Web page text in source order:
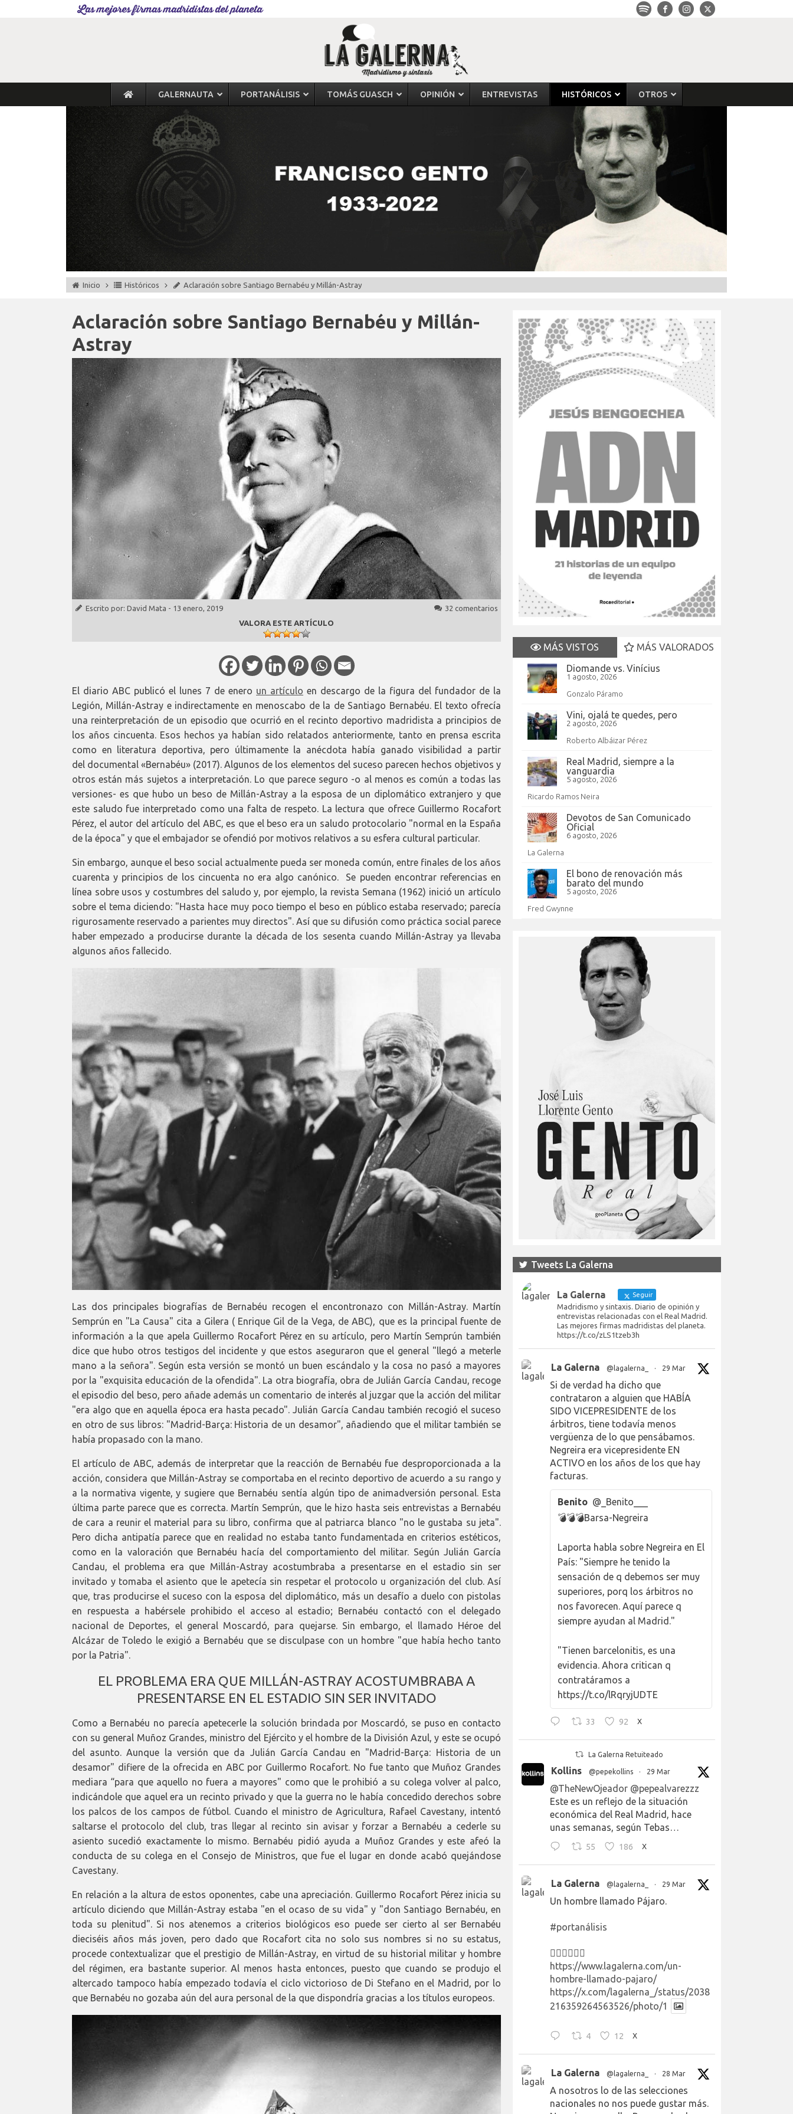
Las mejores firmas madridistas del planeta
GALERNAUTA PORTANÁLISIS TOMÁS GUASCH OPINIÓN ENTREVISTAS HISTÓRICOS OTROS
Inicio Históricos Aclaración sobre Santiago Bernabéu y Millán-Astray
Aclaración sobre Santiago Bernabéu y Millán-
Astray
Escrito por: David Mata - 13 enero, 2019
32 comentarios
VALORA ESTE ARTÍCULO
El diario ABC publicó el lunes 7 de enero un artículo en descargo de la figura del fundador de la
Legión, Millán-Astray e indirectamente en menoscabo de la de Santiago Bernabéu. El texto ofrecía
una reinterpretación de un episodio que ocurrió en el recinto deportivo madridista a principios de
los años cincuenta. Esos hechos ya habían sido relatados anteriormente, tanto en prensa escrita
como en literatura deportiva, pero últimamente la anécdota había ganado visibilidad a partir
del documental «Bernabéu» (2017). Algunos de los elementos del suceso parecen hechos objetivos y
otros están más sujetos a interpretación. Lo que parece seguro -o al menos es común a todas las
versiones- es que hubo un beso de Millán-Astray a la esposa de un diplomático extranjero y que
este saludo fue interpretado como una falta de respeto. La lectura que ofrece Guillermo Rocafort
Pérez, el autor del artículo del ABC, es que el beso era un saludo protocolario "normal en la España
de la época" y que el embajador se ofendió por motivos relativos a su esfera cultural particular.
Sin embargo, aunque el beso social actualmente pueda ser moneda común, entre finales de los años
cuarenta y principios de los cincuenta no era algo canónico. Se pueden encontrar referencias en
línea sobre usos y costumbres del saludo y, por ejemplo, la revista Semana (1962) inició un artículo
sobre el tema diciendo: "Hasta hace muy poco tiempo el beso en público estaba reservado; parecía
rigurosamente reservado a parientes muy directos". Así que su difusión como práctica social parece
haber empezado a producirse durante la década de los sesenta cuando Millán-Astray ya llevaba
algunos años fallecido.
Las dos principales biografías de Bernabéu recogen el encontronazo con Millán-Astray. Martín
Semprún en "La Causa" cita a Gilera ( Enrique Gil de la Vega, de ABC), que es la principal fuente de
información a la que apela Guillermo Rocafort Pérez en su artículo, pero Martín Semprún también
dice que hubo otros testigos del incidente y que estos aseguraron que el general "llegó a meterle
mano a la señora". Según esta versión se montó un buen escándalo y la cosa no pasó a mayores
por la "exquisita educación de la ofendida". La otra biografía, obra de Julián García Candau, recoge
el episodio del beso, pero añade además un comentario de interés al juzgar que la acción del militar
"era algo que en aquella época era hasta pecado". Julián García Candau también recogió el suceso
en otro de sus libros: "Madrid-Barça: Historia de un desamor", añadiendo que el militar también se
había propasado con la mano.
El artículo de ABC, además de interpretar que la reacción de Bernabéu fue desproporcionada a la
acción, considera que Millán-Astray se comportaba en el recinto deportivo de acuerdo a su rango y
a la normativa vigente, y sugiere que Bernabéu sentía algún tipo de animadversión personal. Esta
última parte parece que es correcta. Martín Semprún, que le hizo hasta seis entrevistas a Bernabéu
de cara a reunir el material para su libro, confirma que al patriarca blanco "no le gustaba su jeta".
Pero dicha antipatía parece que en realidad no estaba tanto fundamentada en criterios estéticos,
como en la valoración que Bernabéu hacía del comportamiento del militar. Según Julián García
Candau, el problema era que Millán-Astray acostumbraba a presentarse en el estadio sin ser
invitado y tomaba el asiento que le apetecía sin respetar el protocolo u organización del club. Así
que, tras producirse el suceso con la esposa del diplomático, más un desafío a duelo con pistolas
en respuesta a habérsele prohibido el acceso al estadio; Bernabéu contactó con el delegado
nacional de Deportes, el general Moscardó, para quejarse. Sin embargo, el llamado Héroe del
Alcázar de Toledo le exigió a Bernabéu que se disculpase con un hombre "que había hecho tanto
por la Patria".
EL PROBLEMA ERA QUE MILLÁN-ASTRAY ACOSTUMBRABA A
PRESENTARSE EN EL ESTADIO SIN SER INVITADO
Como a Bernabéu no parecía apetecerle la solución brindada por Moscardó, se puso en contacto
con su general Muñoz Grandes, ministro del Ejército y el hombre de la División Azul, y este se ocupó
del asunto. Aunque la versión que da Julián García Candau en "Madrid-Barça: Historia de un
desamor" difiere de la ofrecida en ABC por Guillermo Rocafort. No fue tanto que Muñoz Grandes
mediara “para que aquello no fuera a mayores" como que le prohibió a su colega volver al palco,
indicándole que aquel era un recinto privado y que la guerra no le había concedido derechos sobre
los palcos de los campos de fútbol. Cuando el ministro de Agricultura, Rafael Cavestany, intentó
saltarse el protocolo del club, tras llegar al recinto sin avisar y forzar a Bernabéu a cederle su
asiento sucedió exactamente lo mismo. Bernabéu pidió ayuda a Muñoz Grandes y este afeó la
conducta de su colega en el Consejo de Ministros, que fue el lugar en donde acabó quejándose
Cavestany.
En relación a la altura de estos oponentes, cabe una apreciación. Guillermo Rocafort Pérez inicia su
artículo diciendo que Millán-Astray estaba "en el ocaso de su vida" y "don Santiago Bernabéu, en
toda su plenitud". Si nos atenemos a criterios biológicos eso puede ser cierto al ser Bernabéu
dieciséis años más joven, pero dado que Rocafort cita no solo sus nombres si no su estatus,
procede contextualizar que el prestigio de Millán-Astray, en virtud de su historial militar y hombre
del régimen, era bastante superior. Al menos hasta entonces, puesto que cuando se produjo el
altercado tampoco había empezado todavía el ciclo victorioso de Di Stefano en el Madrid, por lo
que Bernabéu no gozaba aún del aura personal de la que dispondría gracias a los títulos europeos.
MÁS VISTOS
MÁS VALORADOS
Diomande vs. Vinícius
1 agosto, 2026
Gonzalo Páramo
Vini, ojalá te quedes, pero
2 agosto, 2026
Roberto Albáizar Pérez
Real Madrid, siempre a la
vanguardia
5 agosto, 2026
Ricardo Ramos Neira
Devotos de San Comunicado
Oficial
6 agosto, 2026
La Galerna
El bono de renovación más
barato del mundo
5 agosto, 2026
Fred Gwynne
Tweets La Galerna
La Galerna Seguir
Madridismo y sintaxis. Diario de opinión y
entrevistas relacionadas con el Real Madrid.
Las mejores firmas madridistas del planeta.
https://t.co/zLS1tzeb3h
La Galerna @lagalerna_ · 29 Mar
Si de verdad ha dicho que
contrataron a alguien que HABÍA
SIDO VICEPRESIDENTE de los
árbitros, tiene todavía menos
vergüenza de lo que pensábamos.
Negreira era vicepresidente EN
ACTIVO en los años de los que hay
facturas.
Benito @_Benito___
💣💣💣Barsa-Negreira
Laporta habla sobre Negreira en El
País: "Siempre he tenido la
sensación de q debemos ser muy
superiores, porq los árbitros no
nos favorecen. Aquí parece q
siempre ayudan al Madrid."
"Tienen barcelonitis, es una
evidencia. Ahora critican q
contratáramos a
https://t.co/lRqryjUDTE
33 92 X
La Galerna Retuiteado
Kollins @pepekollins · 29 Mar
@TheNewOjeador @pepealvarezzz
Este es un reflejo de la situación
económica del Real Madrid, hace
unas semanas, según Tebas…
55 186 X
La Galerna @lagalerna_ · 29 Mar
Un hombre llamado Pájaro.
#portanálisis
👉🏻👉🏻👉🏻
https://www.lagalerna.com/un-
hombre-llamado-pajaro/
https://x.com/lagalerna_/status/2038
216359264563526/photo/1
4 12 X
La Galerna @lagalerna_ · 28 Mar
A nosotros lo de las selecciones
nacionales no nos puede gustar más.